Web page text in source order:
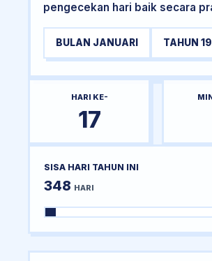
pengecekan hari baik secara
BULAN JANUARI TAHUN
HARI KE-
17
SISA HARI TAHUN INI
348 HARI